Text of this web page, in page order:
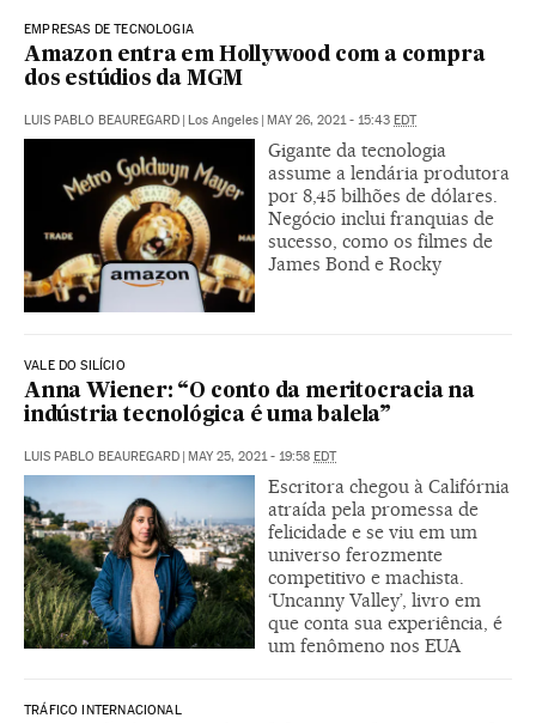
EMPRESAS DE TECNOLOGIA
Amazon entra em Hollywood com a compra
dos estúdios da MGM
LUIS PABLO BEAUREGARD | Los Angeles | MAY 26, 2021 - 15:43 EDT
Gigante da tecnologia
assume a lendária produtora
por 8,45 bilhões de dólares.
Negócio inclui franquias de
sucesso, como os filmes de
James Bond e Rocky
VALE DO SILÍCIO
Anna Wiener: “O conto da meritocracia na
indústria tecnológica é uma balela”
LUIS PABLO BEAUREGARD | MAY 25, 2021 - 19:58 EDT
Escritora chegou à Califórnia
atraída pela promessa de
felicidade e se viu em um
universo ferozmente
competitivo e machista.
‘Uncanny Valley’, livro em
que conta sua experiência, é
um fenômeno nos EUA
TRÁFICO INTERNACIONAL